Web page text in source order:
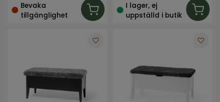
Bevaka
tillgänglighet
I lager, ej
uppställd i butik